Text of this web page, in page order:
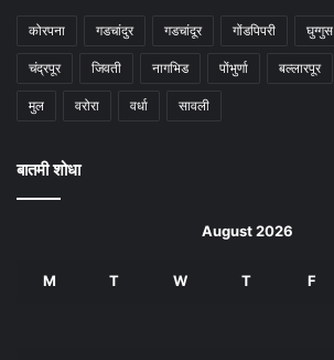
कोरपना गडचांदुर गडचांदूर गोंडपिपरी घुग्गुस
चंद्रपूर जिवती नागभिड पोंभुर्णा बल्लारपूर
मुल वरोरा वर्धा सावली
बातमी शोधा
August 2026
M T W T F